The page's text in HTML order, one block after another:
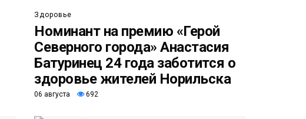
Здоровье
Номинант на премию «Герой
Северного города» Анастасия
Батуринец 24 года заботится о
здоровье жителей Норильска
06 августа 692